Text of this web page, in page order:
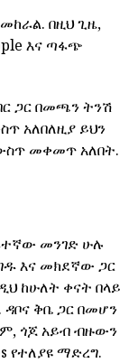
በዚህ ጊዜ,
እና ጣፋጭ
ጋር በመጫን ትንሽ
አለበለዚያ ይህን
መቀመጥ አለበት.
መንገድ ሁሉ
እና መክደኛው ጋር
ከሁለት ቀናት በላይ
ቅቤ ጋር በመሆን
ጎጆ አይብ ብዙውን
የተለያዩ ማድረግ.